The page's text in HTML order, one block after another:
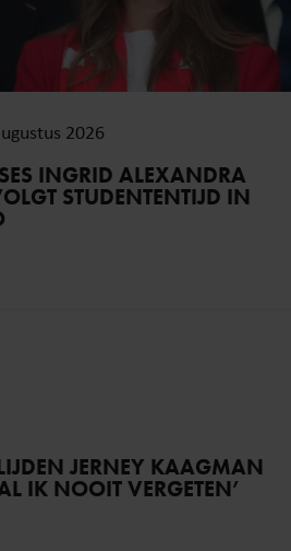
2026
INGRID ALEXANDRA
STUDENTENTIJD IN
JERNEY KAAGMAN
IK NOOIT VERGETEN’